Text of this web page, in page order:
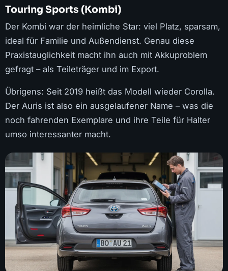
Touring Sports (Kombi)
Der Kombi war der heimliche Star: viel Platz, sparsam,
ideal für Familie und Außendienst. Genau diese
Praxistauglichkeit macht ihn auch mit Akkuproblem
gefragt – als Teileträger und im Export.
Übrigens: Seit 2019 heißt das Modell wieder Corolla.
Der Auris ist also ein ausgelaufener Name – was die
noch fahrenden Exemplare und ihre Teile für Halter
umso interessanter macht.